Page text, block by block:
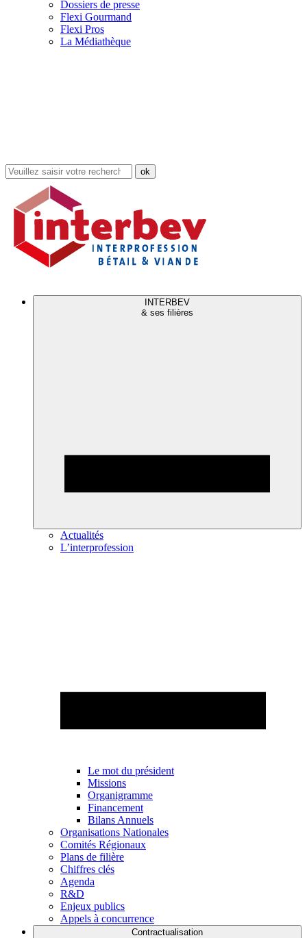
Dossiers de presse
Flexi Gourmand
Flexi Pros
La Médiathèque
Rechercher
dans
site
INTERBEV
& ses filières
Actualités
L’interprofession
Le mot du président
Missions
Organigramme
Financement
Bilans Annuels
Organisations Nationales
Comités Régionaux
Plans de filière
Chiffres clés
Agenda
R&D
Enjeux publics
Appels à concurrence
Contractualisation